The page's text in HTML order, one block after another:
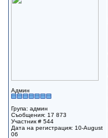
Админ
Група: админ
Съобщения: 17 873
Участник # 544
Дата на регистрация: 10-August
06